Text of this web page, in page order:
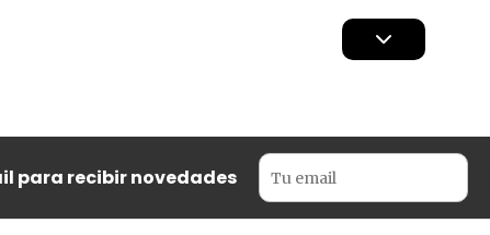
para recibir novedades